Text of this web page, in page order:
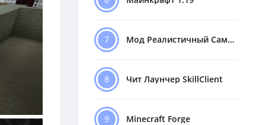
7 Мод Реалистичный Самолёт
8 Чит Лаунчер SkillClient
9 Minecraft Forge